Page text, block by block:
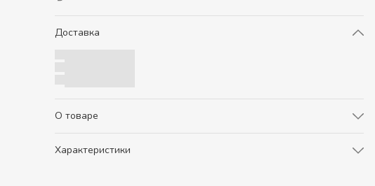
Доставка
О товаре
Характеристики